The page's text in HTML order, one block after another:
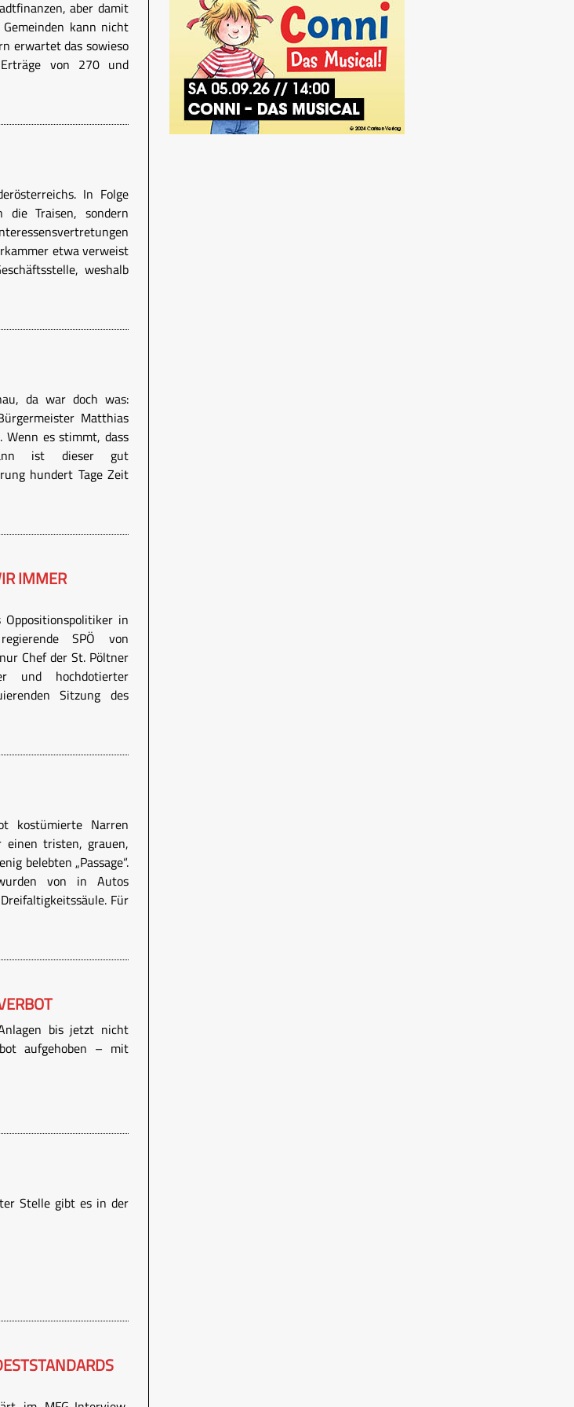
aber damit
kann nicht
erwartet das sowieso
Erträge von 270 und
In Folge
die Traisen, sondern
etwa verweist
weshalb
da war doch was:
Matthias
es stimmt, dass
ist dieser gut
hundert Tage Zeit
IMMER
in
SPÖ von
Chef der St. Pöltner
und hochdotierter
Sitzung des
kostümierte Narren
einen tristen, grauen,
belebten „Passage“.
von in Autos
Für
bis jetzt nicht
aufgehoben – mit
Stelle gibt es in der